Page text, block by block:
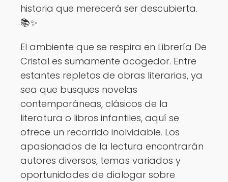
historia que merecerá ser descubierta.
📚✨
El ambiente que se respira en Librería De
Cristal es sumamente acogedor. Entre
estantes repletos de obras literarias, ya
sea que busques novelas
contemporáneas, clásicos de la
literatura o libros infantiles, aquí se
ofrece un recorrido inolvidable. Los
apasionados de la lectura encontrarán
autores diversos, temas variados y
oportunidades de dialogar sobre